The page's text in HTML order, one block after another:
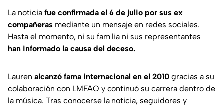
La noticia fue confirmada el 6 de julio por sus ex
compañeras mediante un mensaje en redes sociales.
Hasta el momento, ni su familia ni sus representantes
han informado la causa del deceso.
Lauren alcanzó fama internacional en el 2010 gracias a su
colaboración con LMFAO y continuó su carrera dentro de
la música. Tras conocerse la noticia, seguidores y